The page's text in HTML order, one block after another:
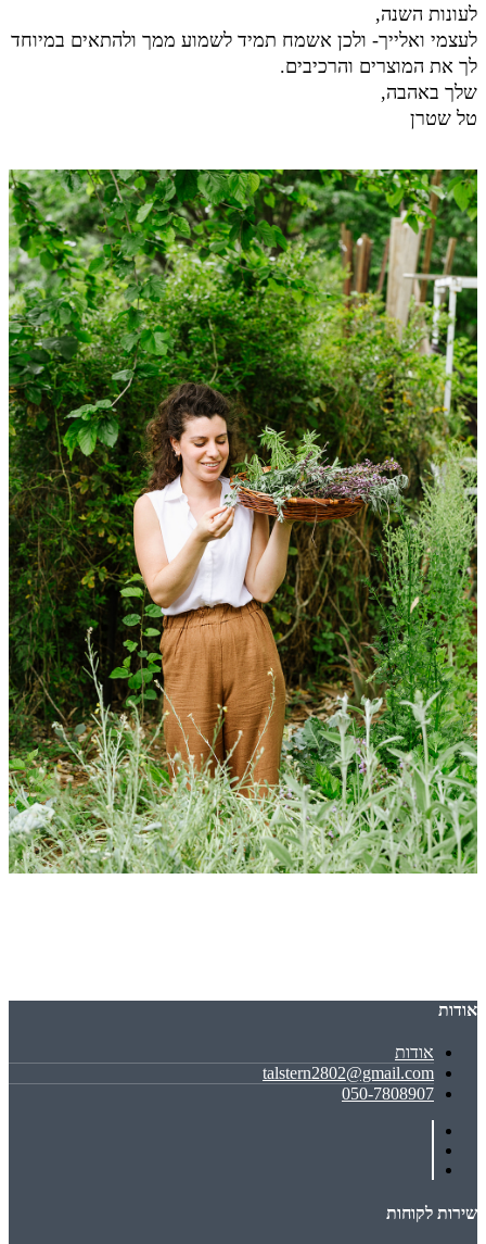
לעונות השנה,
לעצמי ואלייך- ולכן אשמח תמיד לשמוע ממך ולהתאים במיוחד
לך את המוצרים והרכיבים.
שלך באהבה,
טל שטרן
אודות
אודות
talstern2802@gmail.com
050-7808907
שירות לקוחות